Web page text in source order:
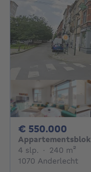
€ 550.000
Appartementsblok
4 slp. 4 slaapkamers
· 240 m²
1070 Anderlecht